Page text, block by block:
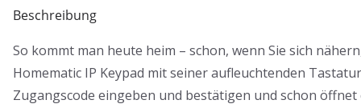
Beschreibung
So kommt man heute heim – schon, wenn Sie sich
Homematic IP Keypad mit seiner aufleuchtenden
Zugangscode eingeben und bestätigen und schon öffnet